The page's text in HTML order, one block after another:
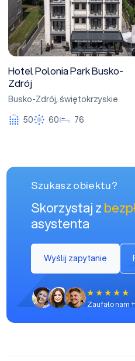
Hotel Polonia Park Busko-
Zdrój
Busko-Zdrój, świętokrzyskie
50
60 76
Szukasz obiektu?
Skorzystaj z
asystenta
Wyślij zapytanie
Zaufało nam